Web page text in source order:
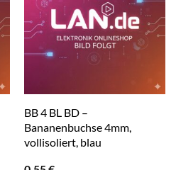
BB 4 BL BD –
Bananenbuchse 4mm,
vollisoliert, blau